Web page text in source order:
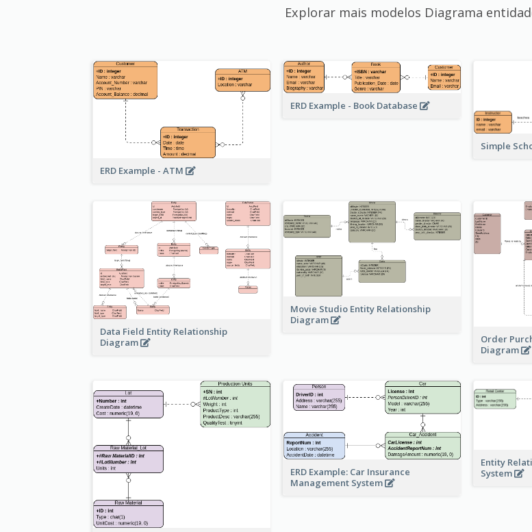
Explorar mais modelos Diagrama
ERD Example - ATM
ERD Example - Book Database
Simple
Data Field Entity Relationship
Diagram
Movie Studio Entity Relationship
Diagram
Order
Diagram
ERD Example: Car Insurance
Management System
Entity
System